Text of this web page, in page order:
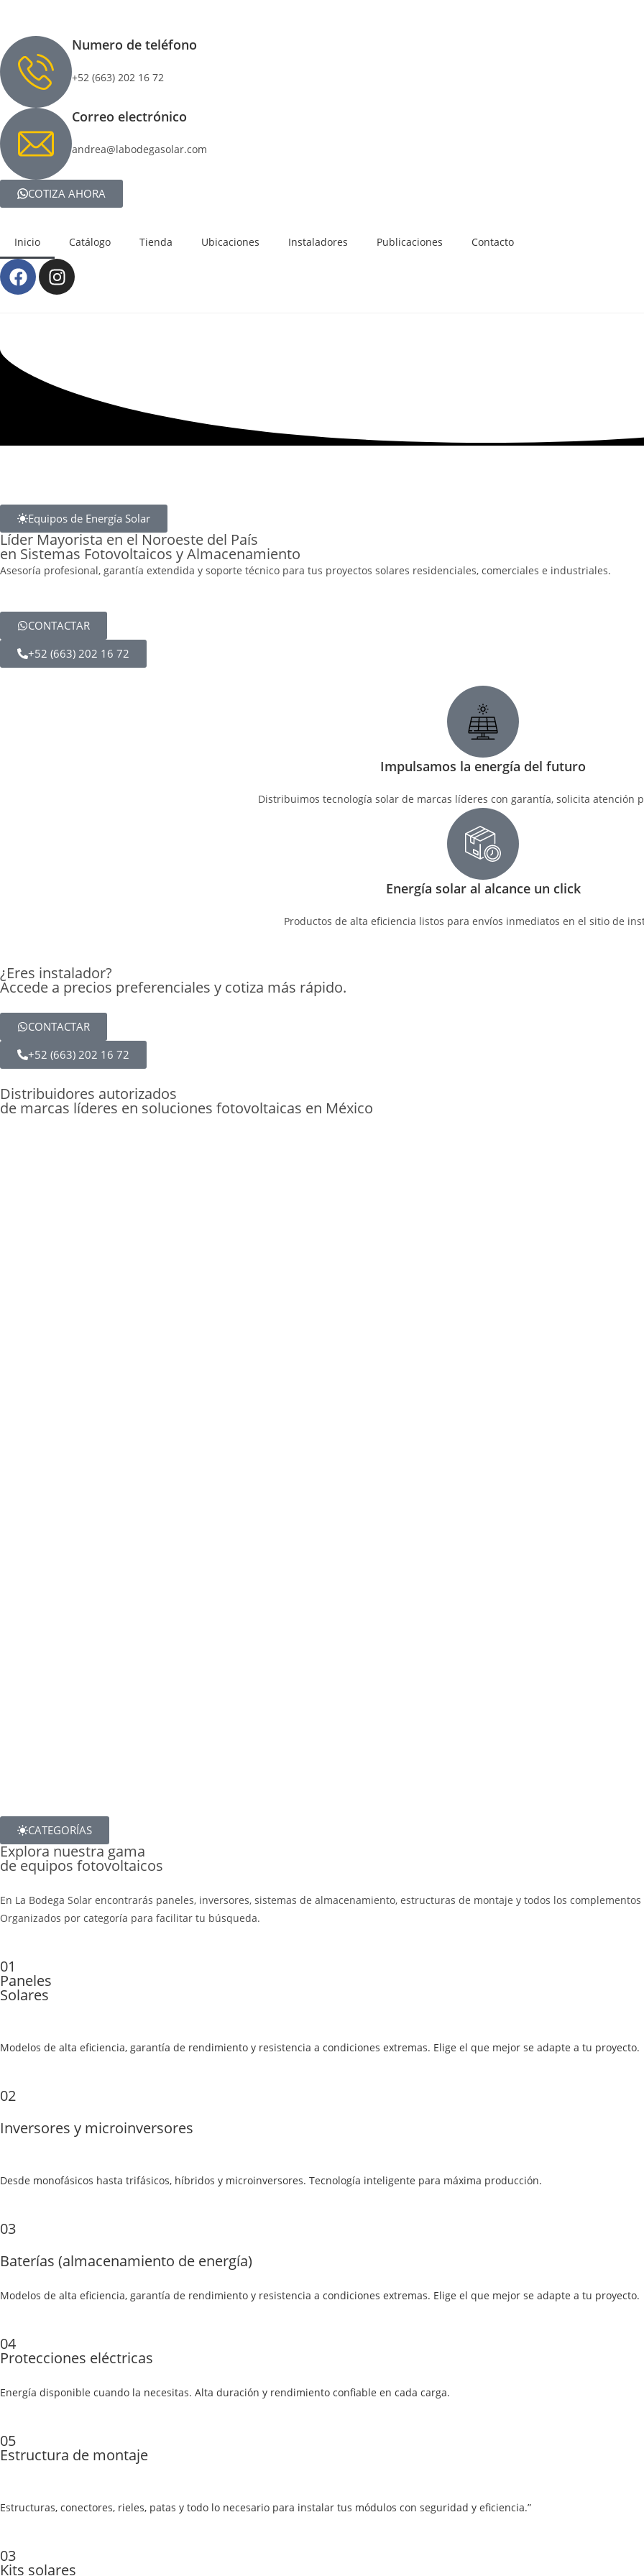
Numero de teléfono
+52 (663) 202 16 72
Correo electrónico
andrea@labodegasolar.com
COTIZA AHORA
Inicio Catálogo Tienda Ubicaciones Instaladores Publicaciones Contacto
Equipos de Energía Solar
Líder Mayorista en el Noroeste del País
en Sistemas Fotovoltaicos y Almacenamiento
Asesoría profesional, garantía extendida y soporte técnico para tus proyectos solares residenciales, comerciales e industriales.
CONTACTAR
+52 (663) 202 16 72
Impulsamos la energía del futuro
Distribuimos tecnología solar de marcas líderes con garantía, solicita atención
Energía solar al alcance un click
Productos de alta eficiencia listos para envíos inmediatos en el sitio de
¿Eres instalador?
Accede a precios preferenciales y cotiza más rápido.
CONTACTAR
+52 (663) 202 16 72
Distribuidores autorizados
de marcas líderes en soluciones fotovoltaicas en México
CATEGORÍAS
Explora nuestra gama
de equipos fotovoltaicos
En La Bodega Solar encontrarás paneles, inversores, sistemas de almacenamiento, estructuras de montaje y todos los
Organizados por categoría para facilitar tu búsqueda.
01
Paneles
Solares
Modelos de alta eficiencia, garantía de rendimiento y resistencia a condiciones extremas. Elige el que mejor se adapte a tu proyecto.
02
Inversores y microinversores
Desde monofásicos hasta trifásicos, híbridos y microinversores. Tecnología inteligente para máxima producción.
03
Baterías (almacenamiento de energía)
Modelos de alta eficiencia, garantía de rendimiento y resistencia a condiciones extremas. Elige el que mejor se adapte a tu proyecto.
04
Protecciones eléctricas
Energía disponible cuando la necesitas. Alta duración y rendimiento confiable en cada carga.
05
Estructura de montaje
Estructuras, conectores, rieles, patas y todo lo necesario para instalar tus módulos con seguridad y eficiencia.”
03
Kits solares